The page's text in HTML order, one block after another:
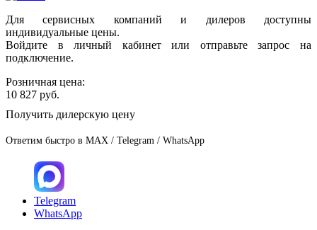
Для сервисных компаний и дилеров доступны
индивидуальные цены.
Войдите в личный кабинет или отправьте запрос на
подключение.
Розничная цена:
10 827 руб.
Получить дилерскую цену
Ответим быстро в MAX / Telegram / WhatsApp
Telegram
WhatsApp